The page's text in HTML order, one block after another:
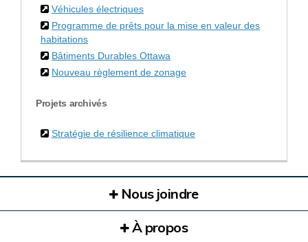
Véhicules électriques
Programme de prêts pour la mise en valeur des
habitations
Bâtiments Durables Ottawa
Nouveau règlement de zonage
Projets archivés
Stratégie de résilience climatique
Nous joindre
À propos